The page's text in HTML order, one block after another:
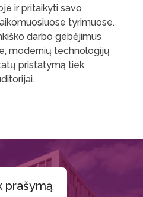
ir pritaikyti savo
tyrimuose.
darbo gebėjimus
modernių technologijų
pristatymą tiek
prašymą